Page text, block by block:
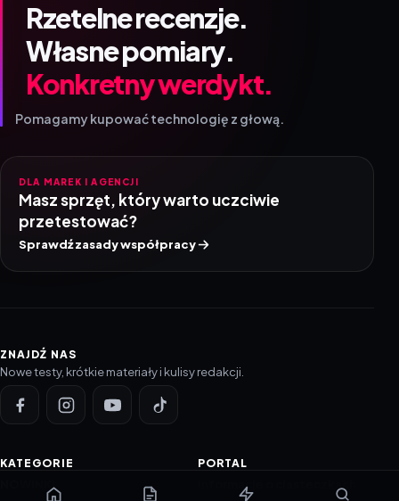
Rzetelne recenzje.
Własne pomiary.
Konkretny werdykt.
Pomagamy kupować technologię z głową.
DLA MAREK I AGENCJI
Masz sprzęt, który warto uczciwie
przetestować?
Sprawdź zasady współpracy
ZNAJDŹ NAS
Nowe testy, krótkie materiały i kulisy redakcji.
KATEGORIE
NOWINKI
PORTAL
Informacje o ciasteczkach